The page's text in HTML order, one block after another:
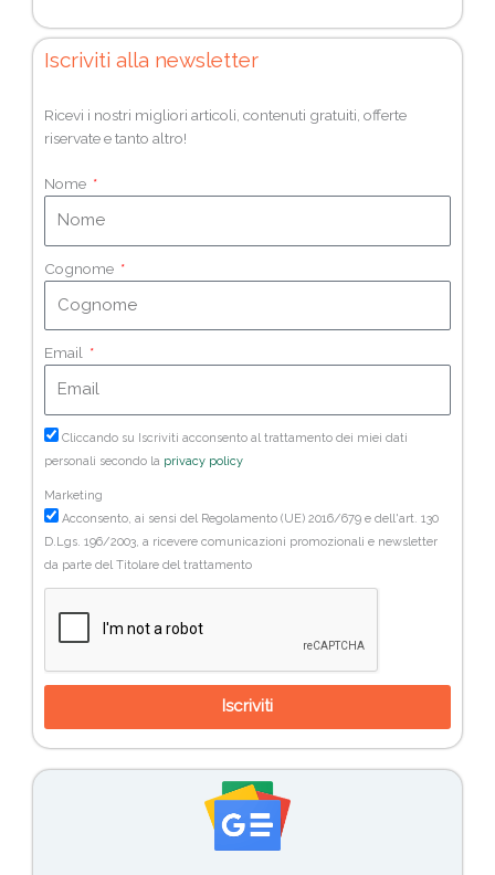
Iscriviti alla newsletter
Ricevi i nostri migliori articoli, contenuti gratuiti, offerte
riservate e tanto altro!
Nome
Cognome
Email
Cliccando su Iscriviti acconsento al trattamento dei miei dati
personali secondo la privacy policy
Marketing
Acconsento, ai sensi del Regolamento (UE) 2016/679 e dell'art. 130
D.Lgs. 196/2003, a ricevere comunicazioni promozionali e newsletter
da parte del Titolare del trattamento
Iscriviti